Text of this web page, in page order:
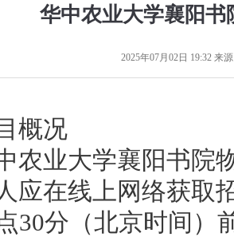
华中农业大学襄阳
2025年07月02日 19:32 来
概况
农业大学襄阳书院
应在线上网络获取
30分（北京时间）